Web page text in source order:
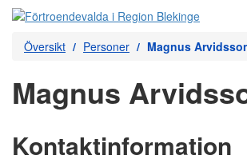
Översikt Personer Magnus
Magnus
Kontaktinformation